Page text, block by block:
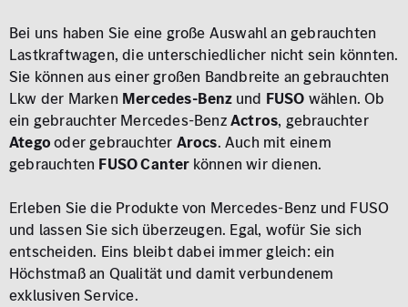
Bei uns haben Sie eine große Auswahl an gebrauchten
Lastkraftwagen, die unterschiedlicher nicht sein könnten.
Sie können aus einer großen Bandbreite an gebrauchten
Lkw der Marken Mercedes-Benz und FUSO wählen. Ob
ein gebrauchter Mercedes-BenzActros, gebrauchter
Ategooder gebrauchter Arocs. Auch mit einem
gebrauchten FUSO Canter können wir dienen.
Erleben Sie die Produkte von Mercedes-Benz und FUSO
und lassen Sie sich überzeugen. Egal, wofür Sie sich
entscheiden. Eins bleibt dabei immer gleich: ein
Höchstmaß an Qualität und damit verbundenem
exklusiven Service.